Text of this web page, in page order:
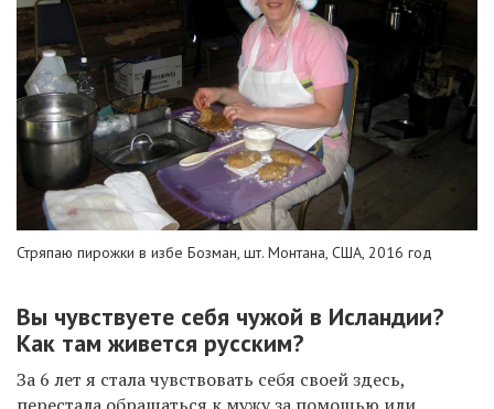
Стряпаю пирожки в избе Бозман, шт. Монтана, США, 2016 год
Вы чувствуете себя чужой в Исландии?
Как там живется русским?
За 6 лет я стала чувствовать себя своей здесь,
перестала обращаться к мужу за помощью или